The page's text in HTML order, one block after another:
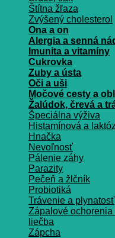
Štítna žľaza
Zvýšený cholesterol
Ona a on
Alergia a senná
Imunita a vitamíny
Cukrovka
Zuby a ústa
Oči a uši
Močové cesty a
Žalúdok, črevá a
Špeciálna výživa
Histamínová a
Hnačka
Nevoľnosť
Pálenie záhy
Parazity
Pečeň a žlčník
Probiotiká
Trávenie a plynatosť
Zápalové ochorenia
liečba
Zápcha